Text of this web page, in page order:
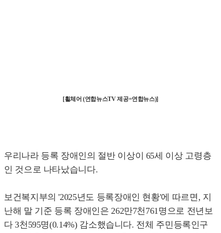
[휠체어 (연합뉴스TV 제공=연합뉴스)]
우리나라 등록 장애인의 절반 이상이 65세 이상 고령층
인 것으로 나타났습니다.
보건복지부의 '2025년도 등록장애인 현황'에 따르면, 지
난해 말 기준 등록 장애인은 262만7천761명으로 전년보
다 3천595명(0.14%) 감소했습니다. 전체 주민등록인구